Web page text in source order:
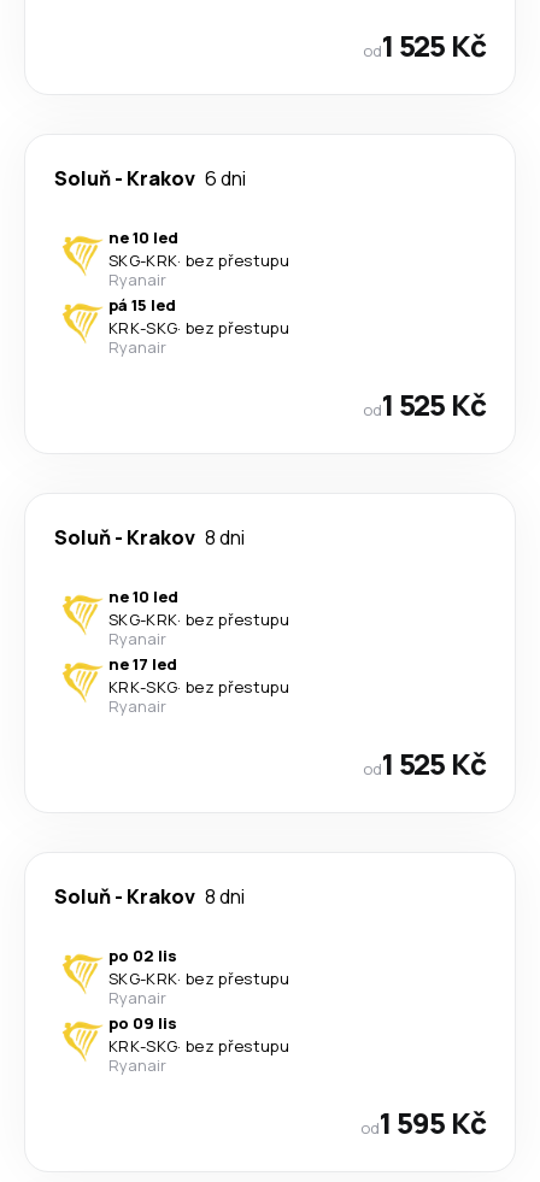
od1 525 Kč
Soluň- Krakov 6 dni
ne 10 led
SKG-KRK· bez přestupu
Ryanair
pá 15 led
KRK-SKG· bez přestupu
Ryanair
od1 525 Kč
Soluň- Krakov 8 dni
ne 10 led
SKG-KRK· bez přestupu
Ryanair
ne 17 led
KRK-SKG· bez přestupu
Ryanair
od1 525 Kč
Soluň- Krakov 8 dni
po 02 lis
SKG-KRK· bez přestupu
Ryanair
po 09 lis
KRK-SKG· bez přestupu
Ryanair
od1 595 Kč